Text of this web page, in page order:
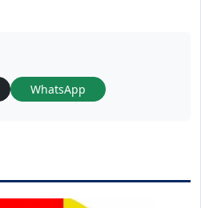
WhatsApp